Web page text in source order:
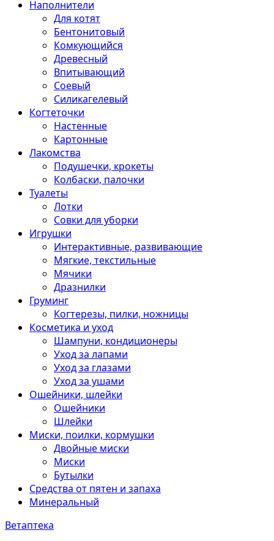
Наполнители
Для котят
Бентонитовый
Комкующийся
Древесный
Впитывающий
Соевый
Силикагелевый
Когтеточки
Настенные
Картонные
Лакомства
Подушечки, крокеты
Колбаски, палочки
Туалеты
Лотки
Совки для уборки
Игрушки
Интерактивные, развивающие
Мягкие, текстильные
Мячики
Дразнилки
Груминг
Когтерезы, пилки, ножницы
Косметика и уход
Шампуни, кондиционеры
Уход за лапами
Уход за глазами
Уход за ушами
Ошейники, шлейки
Ошейники
Шлейки
Миски, поилки, кормушки
Двойные миски
Миски
Бутылки
Средства от пятен и запаха
Минеральный
Ветаптека